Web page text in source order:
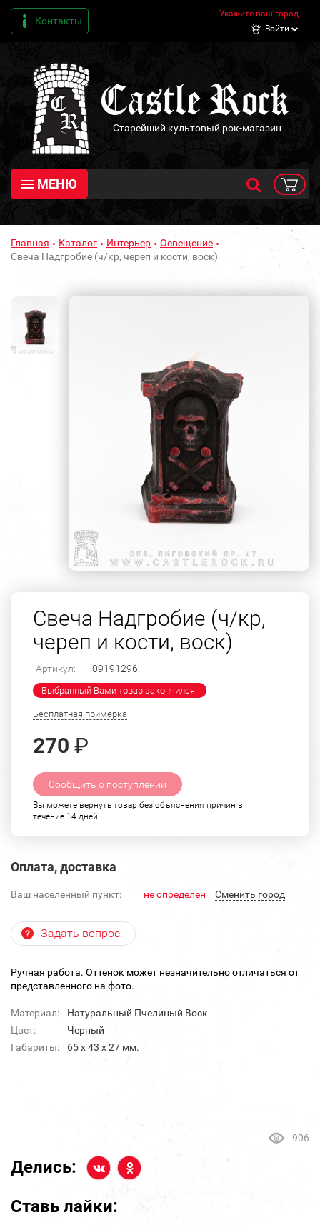
Контакты
Укажите ваш город
Войти
Старейший культовый рок-магазин
МЕНЮ
Главная Каталог Интерьер
Освещение
Свеча Надгробие (ч/кр, череп и кости, воск)
Свеча Надгробие (ч/кр,
череп и кости, воск)
Артикул: 09191296
Выбранный Вами товар закончился!
Бесплатная примерка
270 ₽
Сообщить о поступлении
Вы можете вернуть товар без объяснения причин в
течение 14 дней
Оплата, доставка
Ваш населенный пункт: не определен Cменить город
Задать вопрос
Ручная работа. Оттенок может незначительно отличаться от
представленного на фото.
Материал:
Натуральный Пчелиный Воск
Цвет:
Черный
Габариты:
65 х 43 х 27 мм.
906
Делись:
Ставь лайки: